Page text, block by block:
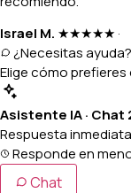
Israel M. ★★★★★ ·
¿Necesitas ayuda?
Elige cómo
Asistente IA · Chat
Respuesta
Responde en
Chat